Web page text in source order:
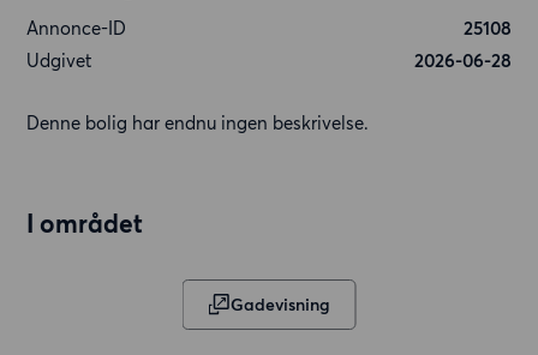
Annonce-ID
25108
Udgivet
2026-06-28
Denne bolig har endnu ingen beskrivelse.
I området
Gadevisning